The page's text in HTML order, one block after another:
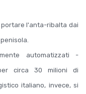
l'anta-ribalta dai
automatizzati -
circa 30 milioni di
italiano, invece, si